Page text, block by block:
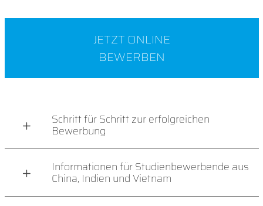
JETZT ONLINE
BEWERBEN
Schritt für Schritt zur erfolgreichen
Bewerbung
Informationen für Studienbewerbende aus
China, Indien und Vietnam